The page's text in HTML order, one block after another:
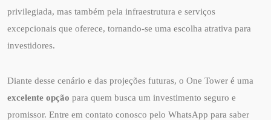
privilegiada, mas também pela infraestrutura e serviços
excepcionais que oferece, tornando-se uma escolha atrativa para
investidores.
Diante desse cenário e das projeções futuras, o One Tower é uma
excelente opção para quem busca um investimento seguro e
promissor. Entre em contato conosco pelo WhatsApp para saber